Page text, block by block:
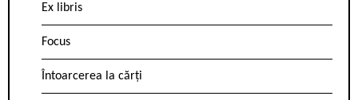
Ex libris
Focus
Întoarcerea la cărți